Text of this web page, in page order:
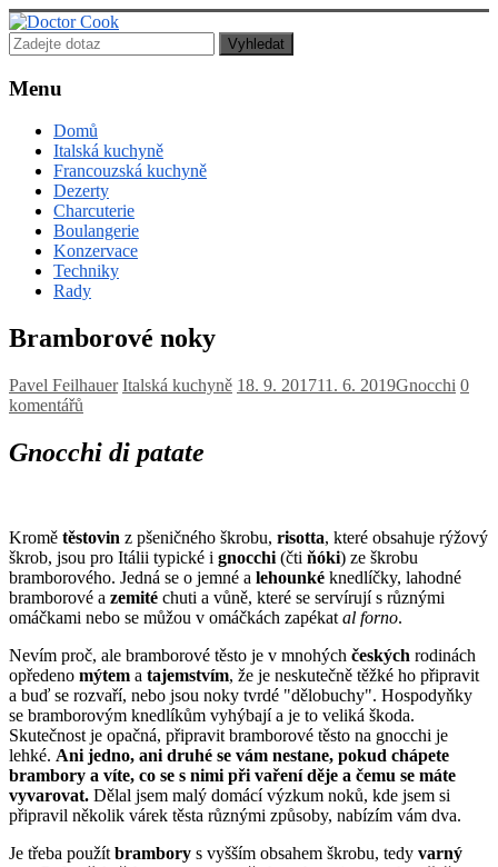
Doctor
Cook
Lékař
posedlý
jídlem,
vařením
pečením!
Menu
Domů
Italská kuchyně
Francouzská kuchyně
Dezerty
Charcuterie
Boulangerie
Konzervace
Techniky
Rady
Bramborové noky
Pavel Feilhauer Italská kuchyně 18. 9. 201711. 6. 2019Gnocchi 0
komentářů
Gnocchi di patate
Kromě těstovin z pšeničného škrobu, risotta, které obsahuje rýžový
škrob, jsou pro Itálii typické i gnocchi (čti ňóki) ze škrobu
bramborového. Jedná se o jemné a lehounké knedlíčky, lahodné
bramborové a zemité chuti a vůně, které se servírují s různými
omáčkami nebo se můžou v omáčkách zapékat al forno.
Nevím proč, ale bramborové těsto je v mnohých českých rodinách
opředeno mýtem a tajemstvím, že je neskutečně těžké ho připravit
a buď se rozvaří, nebo jsou noky tvrdé "dělobuchy". Hospodyňky
se bramborovým knedlíkům vyhýbají a je to veliká škoda.
Skutečnost je opačná, připravit bramborové těsto na gnocchi je
lehké. Ani jedno, ani druhé se vám nestane, pokud chápete
brambory a víte, co se s nimi při vaření děje a čemu se máte
vyvarovat. Dělal jsem malý domácí výzkum noků, kde jsem si
připravil několik várek těsta různými způsoby, nabízím vám dva.
Je třeba použít brambory s vyšším obsahem škrobu, tedy varný